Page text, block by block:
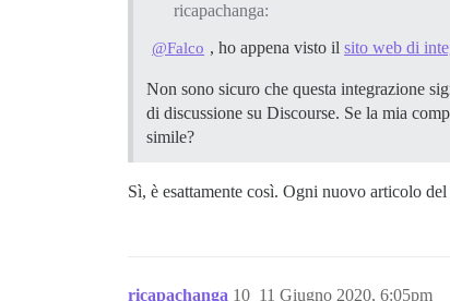
ricapachanga:
@Falco , ho appena visto ilsito web di
Non sono sicuro che questa integrazione
di discussione su Discourse. Se la mia
simile?
Sì, è esattamente così. Ogni nuovo articolo
ricapachanga 11 Giugno 2020, 6:05pm
10